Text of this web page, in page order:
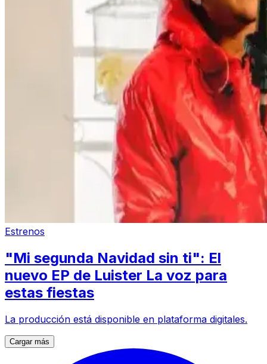
Estrenos
"Mi segunda Navidad sin ti": El
nuevo EP de Luister La voz para
estas fiestas
La producción está disponible en plataforma digitales.
Cargar más